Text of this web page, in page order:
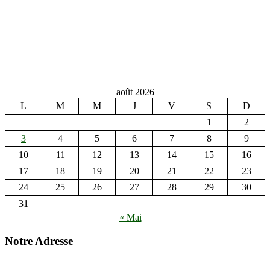
août 2026
L
M M J V S
D
1
2
3
4 5 6 7 8
9
10
11 12 13 14 15
16
17
18 19 20 21 22
23
24
25 26 27 28 29
30
31
« Mai
Notre Adresse